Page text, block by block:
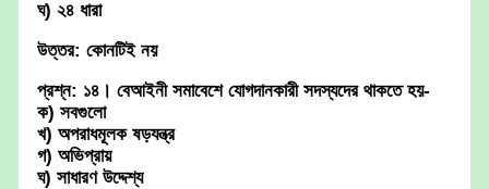
ঘ) ২৪ ধারা
উত্তর: কোনটিই নয়
প্রশ্ন: ১৪। বেআইনী সমাবেশে যোগদানকারী সদস্যদের থাকতে হয়-
ক) সবগুলো
খ) অপরাধমূলক ষড়যন্ত্র
গ) অভিপ্রায়
ঘ) সাধারণ উদ্দেশ্য